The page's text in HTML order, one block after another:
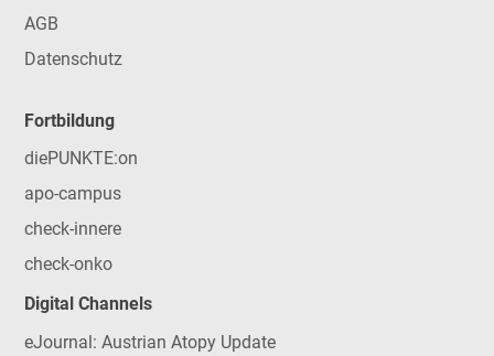
AGB
Datenschutz
Fortbildung
diePUNKTE:on
apo-campus
check-innere
check-onko
Digital Channels
eJournal: Austrian Atopy Update